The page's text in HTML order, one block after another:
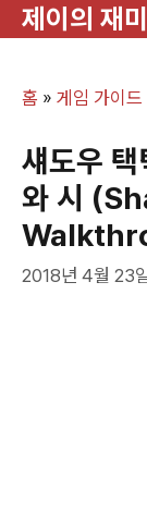
제이의 재
홈 » 게임 가이드
섀도우
와 시
2018년 4월 23